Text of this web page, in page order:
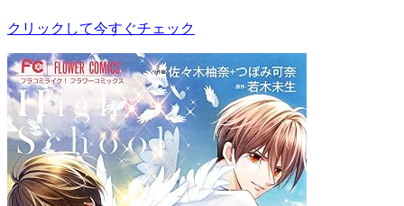
クリックして今すぐチェック